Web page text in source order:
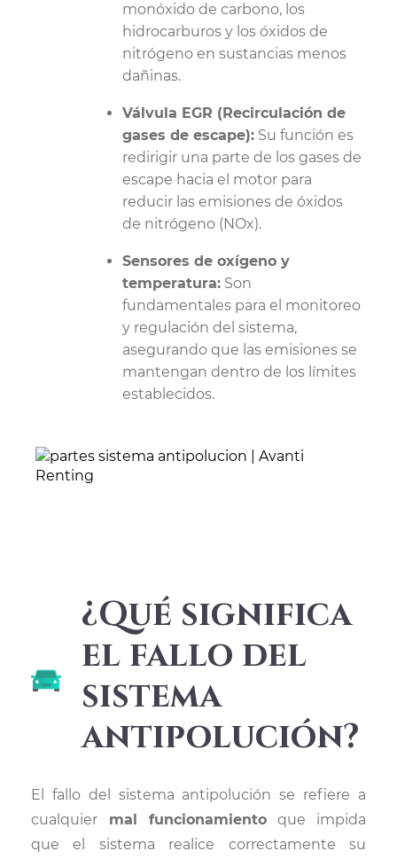
monóxido de carbono, los
hidrocarburos y los óxidos de
nitrógeno en sustancias menos
dañinas.
Válvula EGR (Recirculación de
gases de escape): Su función es
redirigir una parte de los gases de
escape hacia el motor para
reducir las emisiones de óxidos
de nitrógeno (NOx).
Sensores de oxígeno y
temperatura: Son
fundamentales para el monitoreo
y regulación del sistema,
asegurando que las emisiones se
mantengan dentro de los límites
establecidos.
¿Qué significa
el fallo del
sistema
antipolución?
El fallo del sistema antipolución se refiere a
cualquier mal funcionamiento que impida
que el sistema realice correctamente su